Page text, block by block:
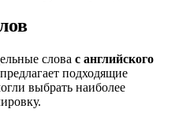
слова с английского
предлагает подходящие
выбрать наиболее